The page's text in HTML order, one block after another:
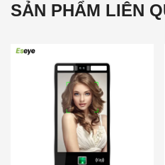
SẢN PHẨM LIÊN